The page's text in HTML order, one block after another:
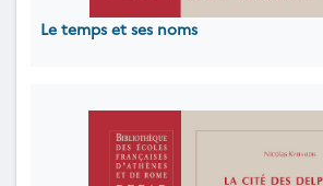
Le temps et ses noms